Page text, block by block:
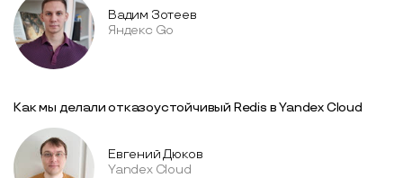
Вадим Зотеев
Яндекс Go
Как мы делали отказоустойчивый Redis в Yandex Cloud
Евгений Дюков
Yandex Cloud